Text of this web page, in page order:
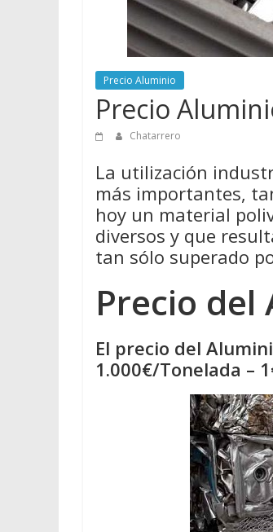
Precio Aluminio
Precio
Chatarrero
La utilización
más importantes,
hoy un material
diversos y que
tan sólo superado
Precio del
El precio del
1.000€/Tonelada –